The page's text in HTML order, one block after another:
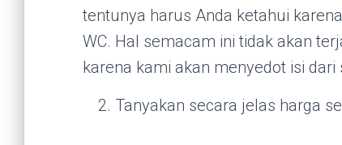
tentunya harus Anda ketahui
WC. Hal semacam ini tidak akan
karena kami akan menyedot isi
Tanyakan secara jelas harga